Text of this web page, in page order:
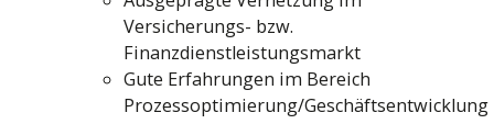
Versicherungs- bzw.
Finanzdienstleistungsmarkt
Gute Erfahrungen im Bereich
Prozessoptimierung/Geschäftsentwicklung